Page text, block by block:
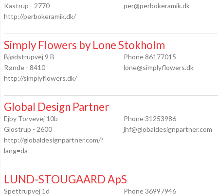
Kastrup - 2770
http://perbokeramik.dk/
per@perbokeramik.dk
Simply Flowers by Lone Stokholm
Bjødstrupvej 9 B
Rønde - 8410
http://simplyflowers.dk/
Phone 86177015
lone@simplyflowers.dk
Global Design Partner
Ejby Torvevej 10b
Glostrup - 2600
http://globaldesignpartner.com/?
lang=da
Phone 31253986
jhf@globaldesignpartner.com
LUND-STOUGAARD ApS
Spettrupvej 1d
Phone 36997946